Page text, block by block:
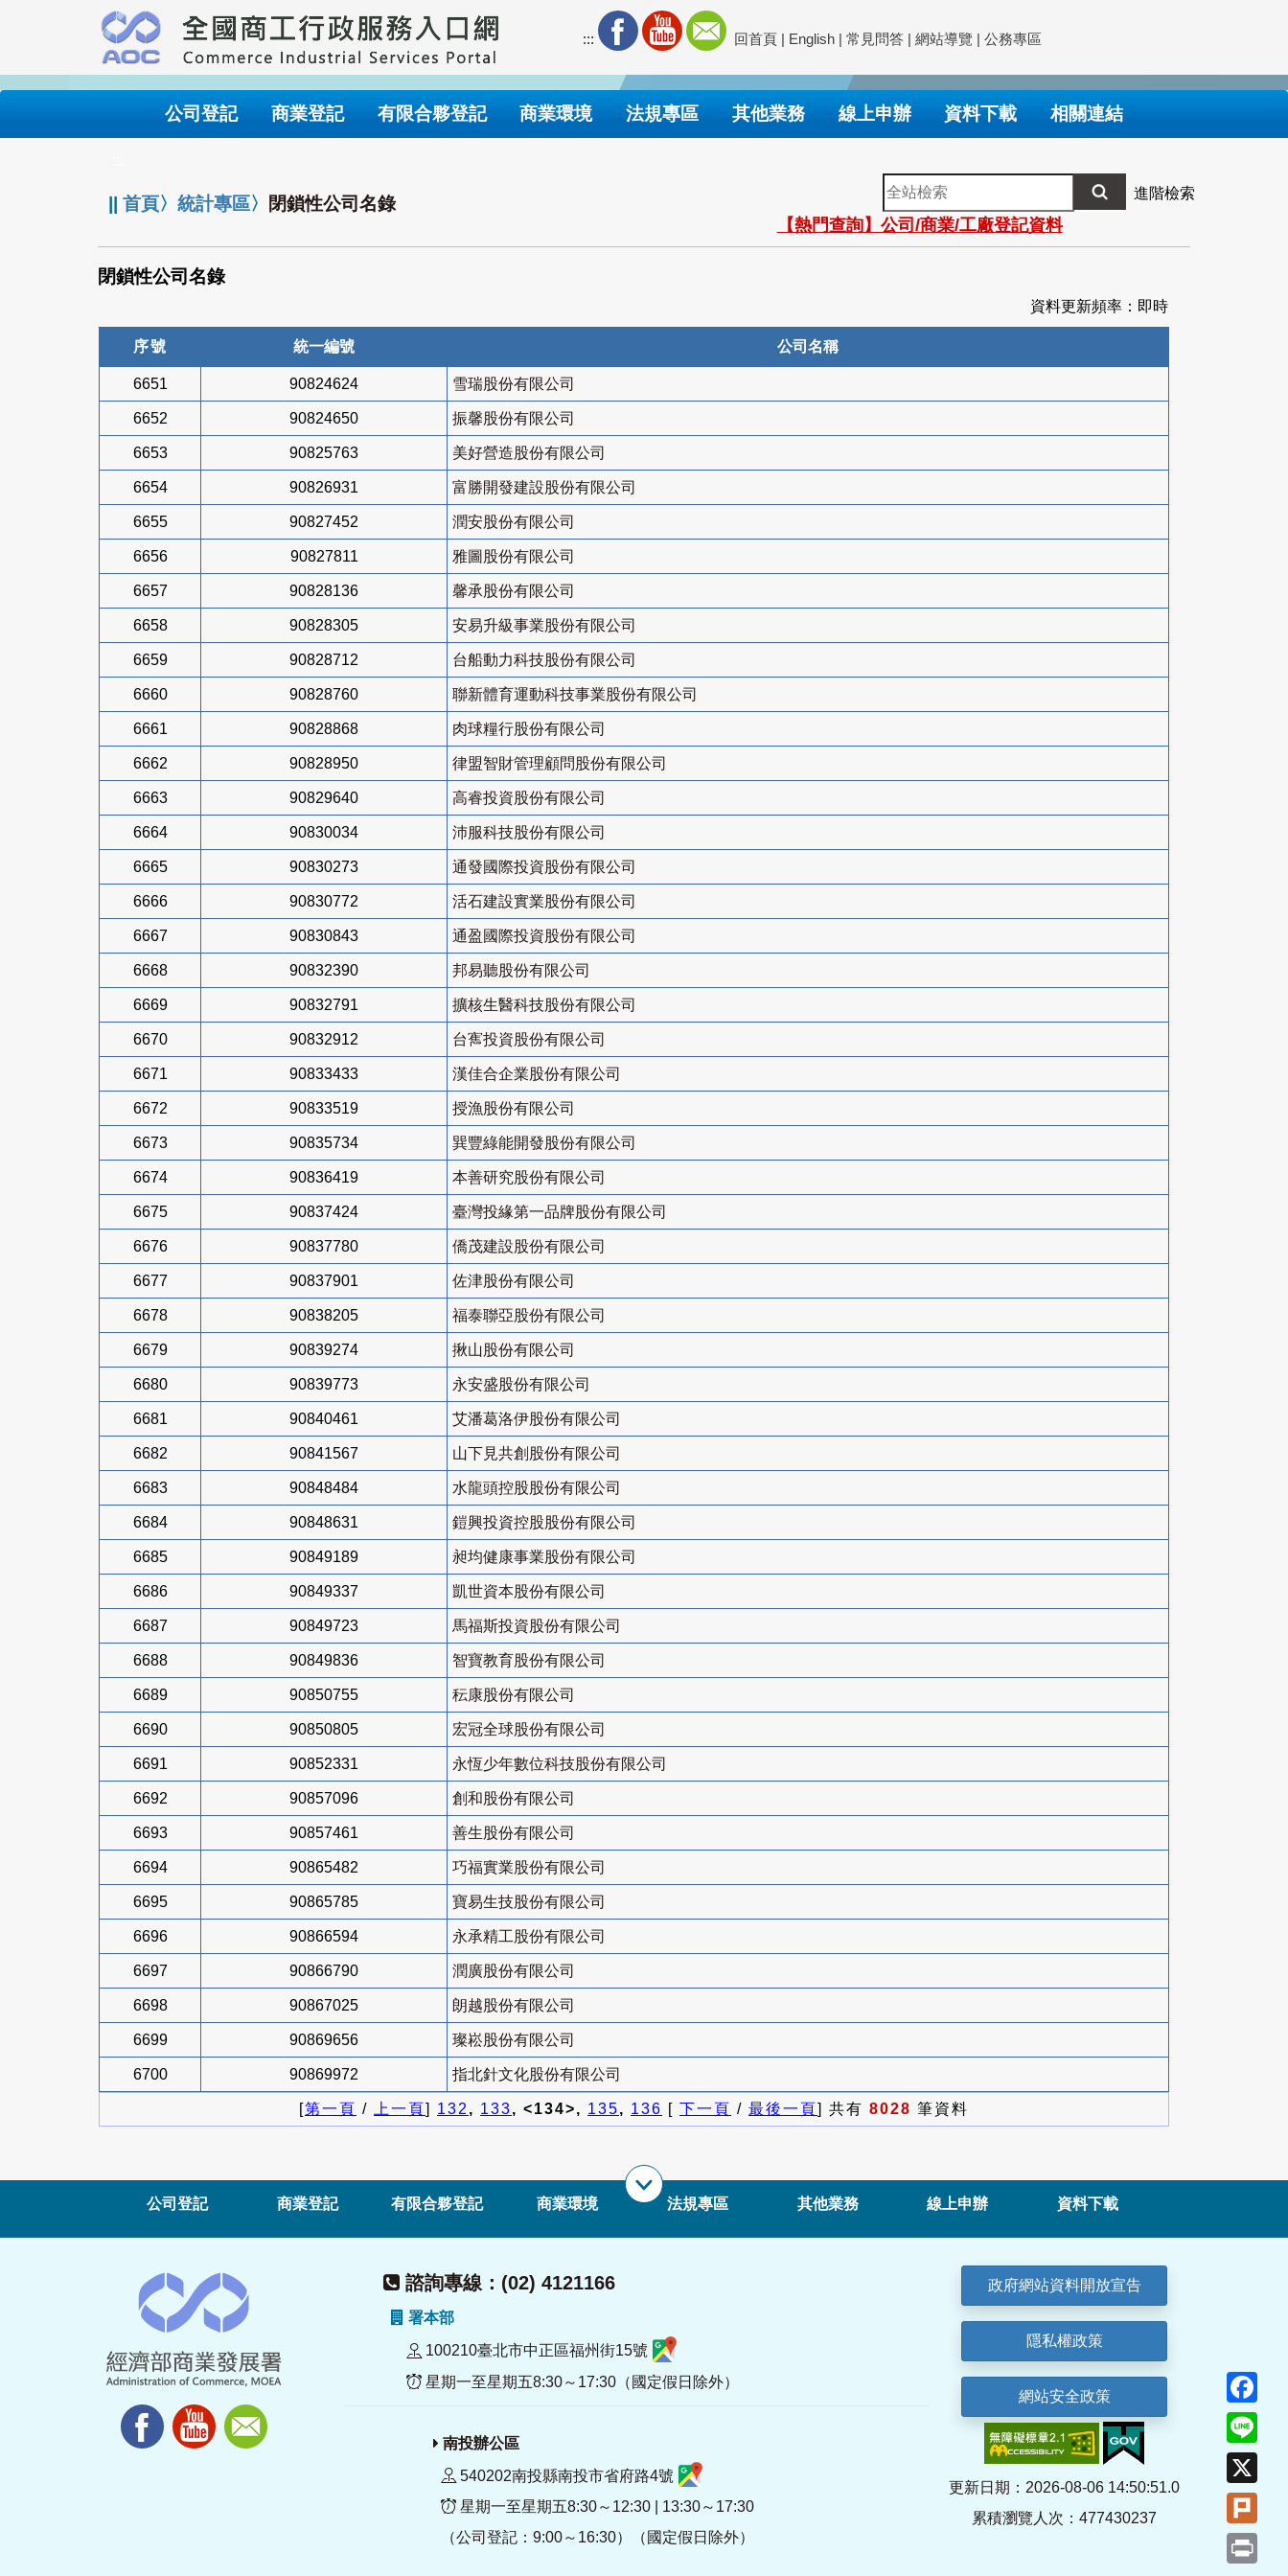
要
內
::: 回首頁 | English | 常見問答 | 網站導覽 | 公務專區
公司登記 商業登記 有限合夥登記 商業環境 法規專區 其他業務 線上申辦 資料下載 相關連結
||首頁〉統計專區〉 閉鎖性公司名錄
全
站
檢
索
進階檢索
【熱門查詢】公司/商業/工廠登記資料
閉鎖性公司名錄
資料更新頻率：即時
序號 統一編號 公司名稱
6651 90824624 雪瑞股份有限公司
6652 90824650 振馨股份有限公司
6653 90825763 美好營造股份有限公司
6654 90826931 富勝開發建設股份有限公司
6655 90827452 潤安股份有限公司
6656 90827811 雅圖股份有限公司
6657 90828136 馨承股份有限公司
6658 90828305 安易升級事業股份有限公司
6659 90828712 台船動力科技股份有限公司
6660 90828760 聯新體育運動科技事業股份有限公司
6661 90828868 肉球糧行股份有限公司
6662 90828950 律盟智財管理顧問股份有限公司
6663 90829640 高睿投資股份有限公司
6664 90830034 沛服科技股份有限公司
6665 90830273 通發國際投資股份有限公司
6666 90830772 活石建設實業股份有限公司
6667 90830843 通盈國際投資股份有限公司
6668 90832390 邦易聽股份有限公司
6669 90832791 擴核生醫科技股份有限公司
6670 90832912 台寯投資股份有限公司
6671 90833433 漢佳合企業股份有限公司
6672 90833519 授漁股份有限公司
6673 90835734 巽豐綠能開發股份有限公司
6674 90836419 本善研究股份有限公司
6675 90837424 臺灣投緣第一品牌股份有限公司
6676 90837780 僑茂建設股份有限公司
6677 90837901 佐津股份有限公司
6678 90838205 福泰聯亞股份有限公司
6679 90839274 揪山股份有限公司
6680 90839773 永安盛股份有限公司
6681 90840461 艾潘葛洛伊股份有限公司
6682 90841567 山下見共創股份有限公司
6683 90848484 水龍頭控股股份有限公司
6684 90848631 鎧興投資控股股份有限公司
6685 90849189 昶均健康事業股份有限公司
6686 90849337 凱世資本股份有限公司
6687 90849723 馬福斯投資股份有限公司
6688 90849836 智寶教育股份有限公司
6689 90850755 秐康股份有限公司
6690 90850805 宏冠全球股份有限公司
6691 90852331 永恆少年數位科技股份有限公司
6692 90857096 創和股份有限公司
6693 90857461 善生股份有限公司
6694 90865482 巧福實業股份有限公司
6695 90865785 寶易生技股份有限公司
6696 90866594 永承精工股份有限公司
6697 90866790 潤廣股份有限公司
6698 90867025 朗越股份有限公司
6699 90869656 璨崧股份有限公司
6700 90869972 指北針文化股份有限公司
[第一頁 / 上一頁] 132, 133, <134>, 135, 136 [ 下一頁 / 最後一頁] 共有 8028 筆資料
公司登記 商業登記 有限合夥登記 商業環境 法規專區 其他業務 線上申辦 資料下載
諮詢專線：(02) 4121166
署本部
100210臺北市中正區福州街15號
星期一至星期五8:30～17:30（國定假日除外）
南投辦公區
540202南投縣南投市省府路4號
星期一至星期五8:30～12:30 | 13:30～17:30
（公司登記：9:00～16:30）（國定假日除外）
政府網站資料開放宣告
隱私權政策
網站安全政策
更新日期：2026-08-06 14:50:51.0
累積瀏覽人次：477430237